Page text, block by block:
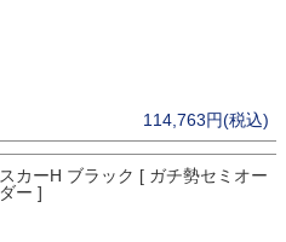
114,763円(税込)
スカーH ブラック [ ガチ勢セミオー
ダー ]